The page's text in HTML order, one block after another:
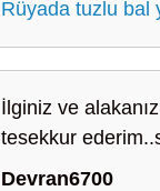
Rüyada tuzlu bal
İlginiz ve
tesekkur
Devran6700